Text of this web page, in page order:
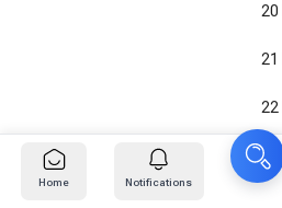
20
21
22
23
Home Notifications